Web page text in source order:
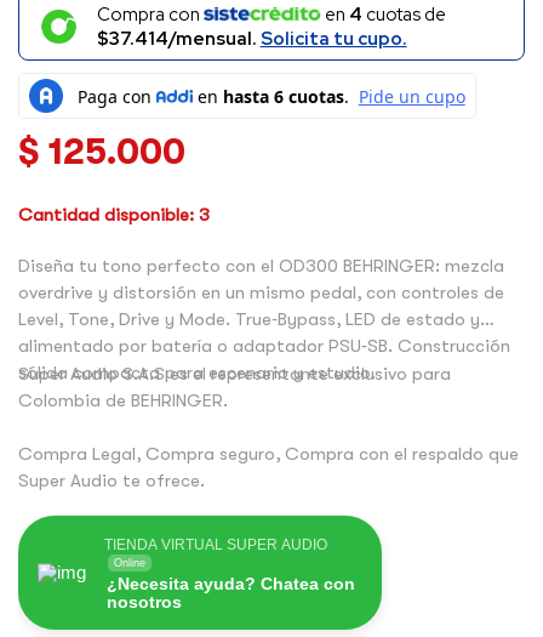
Compra con en 4 cuotas de
$37.414/mensual. Solicita tu cupo.
$ 125.000
Cantidad disponible: 3
Diseña tu tono perfecto con el OD300 BEHRINGER: mezcla
overdrive y distorsión en un mismo pedal, con controles de
Level, Tone, Drive y Mode. True‑Bypass, LED de estado y
alimentado por batería o adaptador PSU‑SB. Construcción
sólida compacta para escenario y estudio.
Super Audio S.A.S es el representante exclusivo para
Colombia de BEHRINGER.
Compra Legal, Compra seguro, Compra con el respaldo que
Super Audio te ofrece.
TIENDA VIRTUAL SUPER AUDIO
Online
¿Necesita ayuda? Chatea con
nosotros